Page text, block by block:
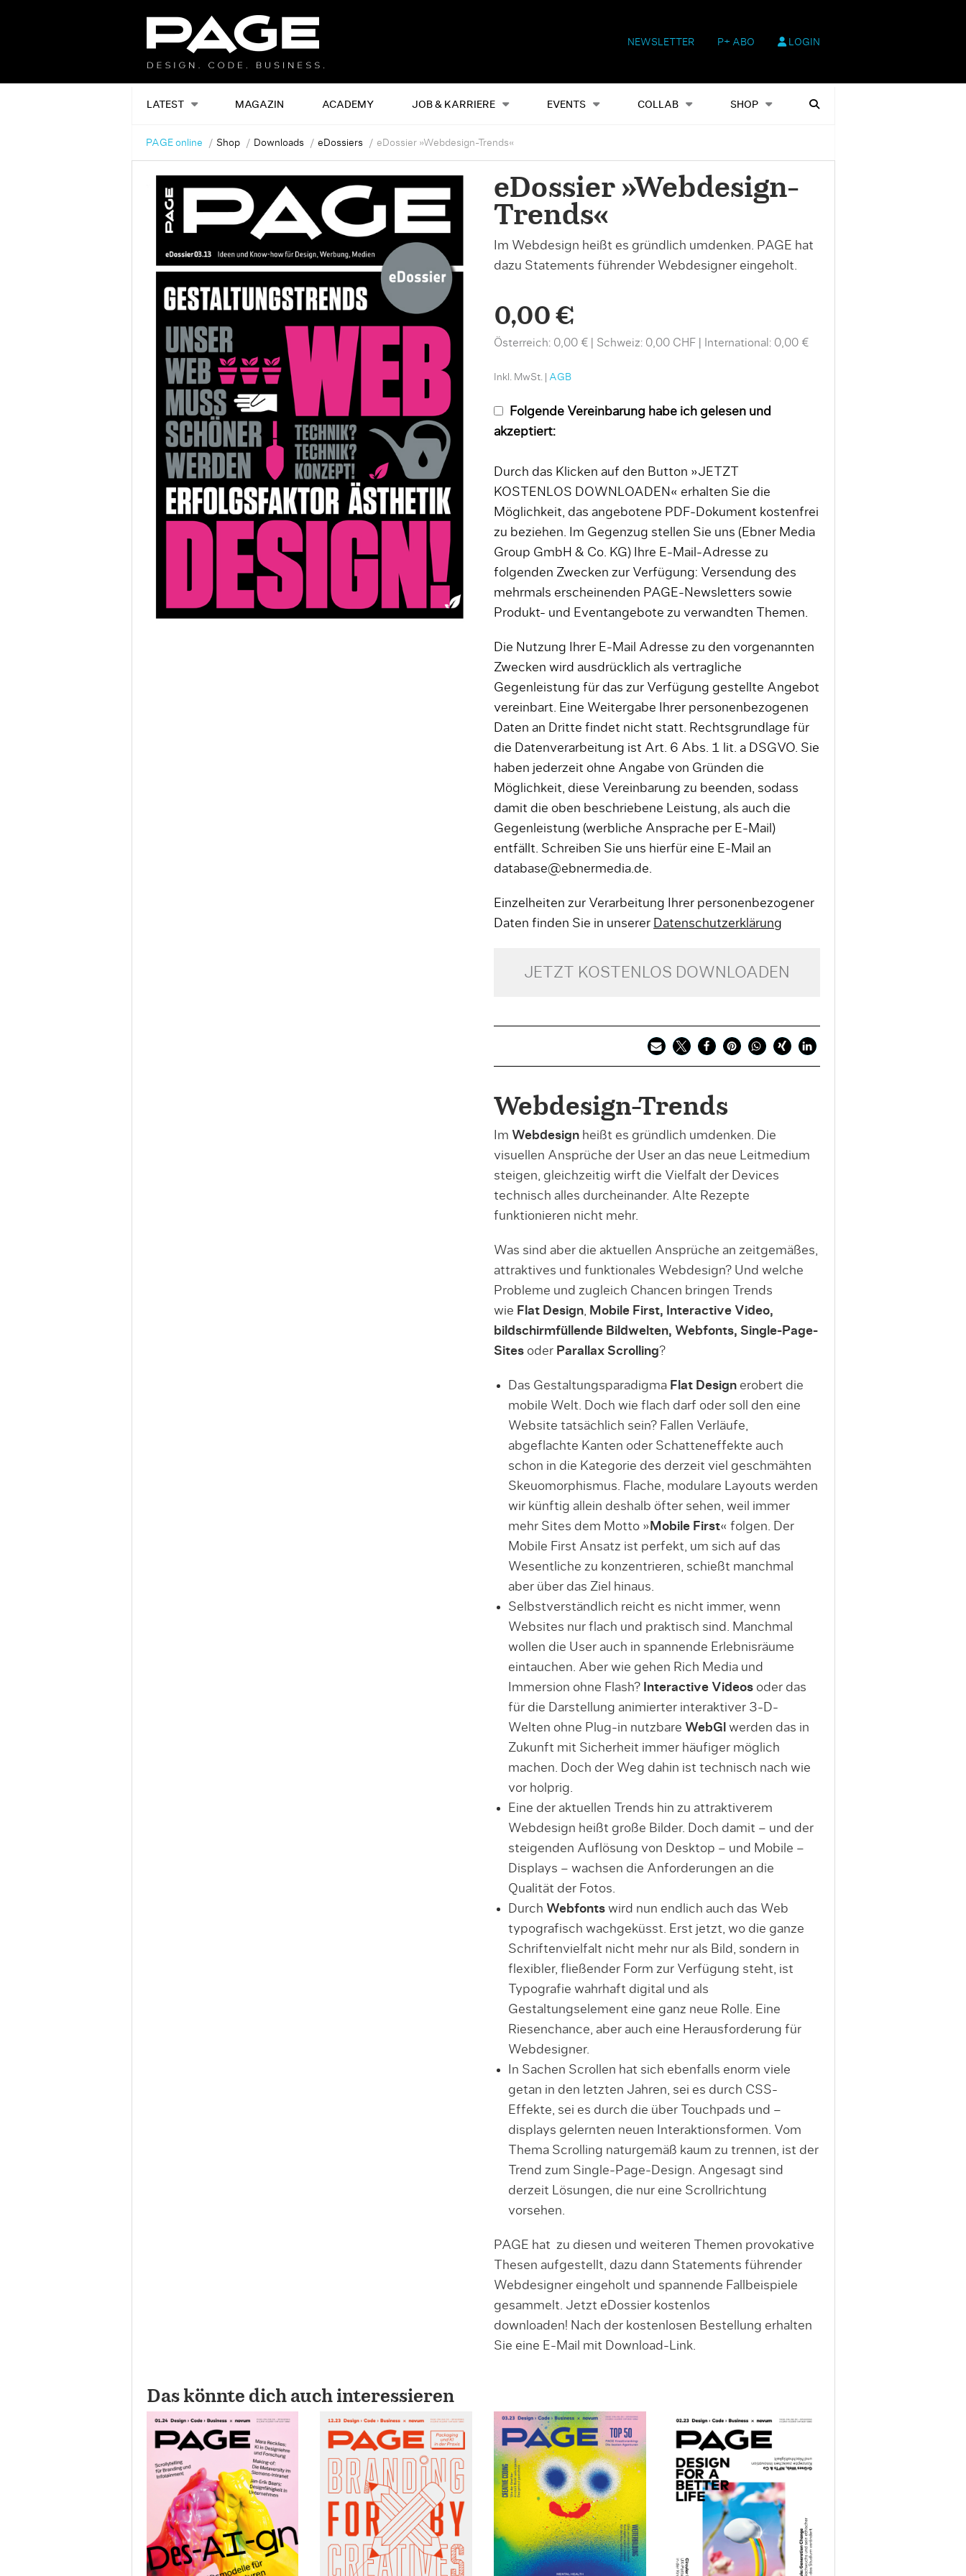
NEWSLETTER P+ ABO LOGIN
LATEST MAGAZIN ACADEMY JOB & KARRIERE EVENTS COLLAB SHOP
Alles Events Shop Heftausgaben Suchen
PAGE online Shop Downloads eDossiers eDossier »Webdesign-Trends«
eDossier »Webdesign-
Trends«
Im Webdesign heißt es gründlich umdenken. PAGE hat
dazu Statements führender Webdesigner eingeholt.
0,00 €
Österreich: 0,00 € Schweiz: 0,00 CHF International: 0,00 €
Inkl. MwSt. | AGB
Folgende Vereinbarung habe ich gelesen und
akzeptiert:
Durch das Klicken auf den Button »JETZT
KOSTENLOS DOWNLOADEN« erhalten Sie die
Möglichkeit, das angebotene PDF-Dokument kostenfrei
zu beziehen. Im Gegenzug stellen Sie uns (Ebner Media
Group GmbH & Co. KG) Ihre E-Mail-Adresse zu
folgenden Zwecken zur Verfügung: Versendung des
mehrmals erscheinenden PAGE-Newsletters sowie
Produkt- und Eventangebote zu verwandten Themen.
Die Nutzung Ihrer E-Mail Adresse zu den vorgenannten
Zwecken wird ausdrücklich als vertragliche
Gegenleistung für das zur Verfügung gestellte Angebot
vereinbart. Eine Weitergabe Ihrer personenbezogenen
Daten an Dritte findet nicht statt. Rechtsgrundlage für
die Datenverarbeitung ist Art. 6 Abs. 1 lit. a DSGVO. Sie
haben jederzeit ohne Angabe von Gründen die
Möglichkeit, diese Vereinbarung zu beenden, sodass
damit die oben beschriebene Leistung, als auch die
Gegenleistung (werbliche Ansprache per E-Mail)
entfällt. Schreiben Sie uns hierfür eine E-Mail an
database@ebnermedia.de.
Einzelheiten zur Verarbeitung Ihrer personenbezogener
Daten finden Sie in unserer Datenschutzerklärung
JETZT KOSTENLOS DOWNLOADEN
Webdesign-Trends
Im Webdesign heißt es gründlich umdenken. Die
visuellen Ansprüche der User an das neue Leitmedium
steigen, gleichzeitig wirft die Vielfalt der Devices
technisch alles durcheinander. Alte Rezepte
funktionieren nicht mehr.
Was sind aber die aktuellen Ansprüche an zeitgemäßes,
attraktives und funktionales Webdesign? Und welche
Probleme und zugleich Chancen bringen Trends
wie Flat Design, Mobile First, Interactive Video,
bildschirmfüllende Bildwelten, Webfonts, Single-Page-
Sites oder Parallax Scrolling?
Das Gestaltungsparadigma Flat Design erobert die
mobile Welt. Doch wie flach darf oder soll den eine
Website tatsächlich sein? Fallen Verläufe,
abgeflachte Kanten oder Schatteneffekte auch
schon in die Kategorie des derzeit viel geschmähten
Skeuomorphismus. Flache, modulare Layouts werden
wir künftig allein deshalb öfter sehen, weil immer
mehr Sites dem Motto » Mobile First« folgen. Der
Mobile First Ansatz ist perfekt, um sich auf das
Wesentliche zu konzentrieren, schießt manchmal
aber über das Ziel hinaus.
Selbstverständlich reicht es nicht immer, wenn
Websites nur flach und praktisch sind. Manchmal
wollen die User auch in spannende Erlebnisräume
eintauchen. Aber wie gehen Rich Media und
Immersion ohne Flash? Interactive Videos oder das
für die Darstellung animierter interaktiver 3-D-
Welten ohne Plug-in nutzbare WebGl werden das in
Zukunft mit Sicherheit immer häufiger möglich
machen. Doch der Weg dahin ist technisch nach wie
vor holprig.
Eine der aktuellen Trends hin zu attraktiverem
Webdesign heißt große Bilder. Doch damit – und der
steigenden Auflösung von Desktop – und Mobile –
Displays – wachsen die Anforderungen an die
Qualität der Fotos.
Durch Webfonts wird nun endlich auch das Web
typografisch wachgeküsst. Erst jetzt, wo die ganze
Schriftenvielfalt nicht mehr nur als Bild, sondern in
flexibler, fließender Form zur Verfügung steht, ist
Typografie wahrhaft digital und als
Gestaltungselement eine ganz neue Rolle. Eine
Riesenchance, aber auch eine Herausforderung für
Webdesigner.
In Sachen Scrollen hat sich ebenfalls enorm viele
getan in den letzten Jahren, sei es durch CSS-
Effekte, sei es durch die über Touchpads und –
displays gelernten neuen Interaktionsformen. Vom
Thema Scrolling naturgemäß kaum zu trennen, ist der
Trend zum Single-Page-Design. Angesagt sind
derzeit Lösungen, die nur eine Scrollrichtung
vorsehen.
PAGE hat zu diesen und weiteren Themen provokative
Thesen aufgestellt, dazu dann Statements führender
Webdesigner eingeholt und spannende Fallbeispiele
gesammelt. Jetzt eDossier kostenlos
downloaden! Nach der kostenlosen Bestellung erhalten
Sie eine E-Mail mit Download-Link.
Das könnte dich auch interessieren